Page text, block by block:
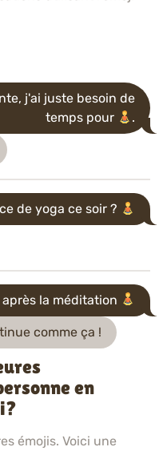
j'ai juste besoin de
temps pour
.
de yoga ce soir ?
la méditation
comme ça !
en
émojis. Voici une